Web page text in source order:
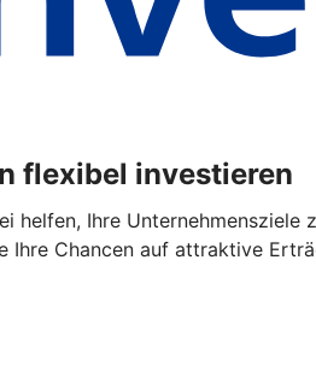
flexibel investieren
helfen, Ihre
Chancen auf attraktive